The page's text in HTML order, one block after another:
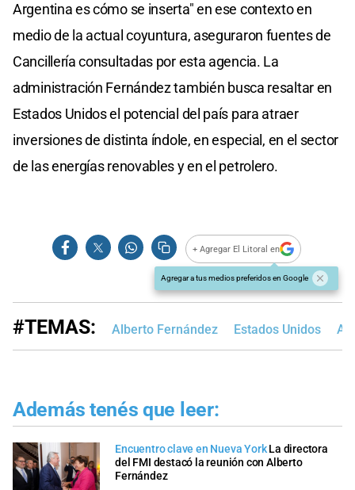
Argentina es cómo se inserta" en ese contexto en
medio de la actual coyuntura, aseguraron fuentes de
Cancillería consultadas por esta agencia. La
administración Fernández también busca resaltar en
Estados Unidos el potencial del país para atraer
inversiones de distinta índole, en especial, en el sector
de las energías renovables y en el petrolero.
+ Agregar El Litoral en
Agregar a tus medios preferidos en Google
#TEMAS: Alberto Fernández Estados Unidos
Además tenés que leer:
Encuentro clave en Nueva York La directora
del FMI destacó la reunión con Alberto
Fernández